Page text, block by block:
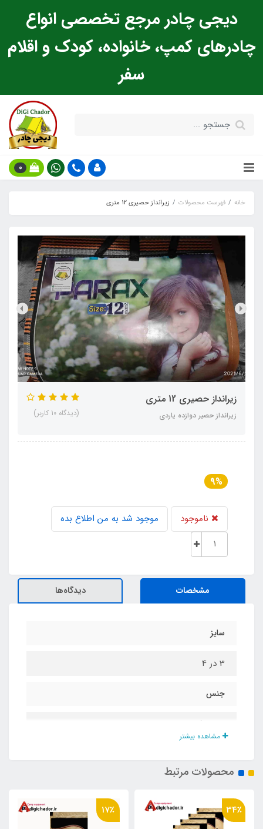
دیجی چادر مرجع تخصصی انواع
چادرهای کمپ، خانواده، کودک و اقلام
سفر
0
خانه فهرست محصولات زیرانداز حصیری 12 متری
زیرانداز حصیری 12 متری
زیرانداز حصیر دوازده یاردی (دیدگاه 10 کاربر)
9%
ناموجود موجود شد به من اطلاع بده
مشخصات دیدگاه‌ها
سایز
3 در 4
جنس
مشاهده بیشتر
محصولات مرتبط
34٪ 17٪